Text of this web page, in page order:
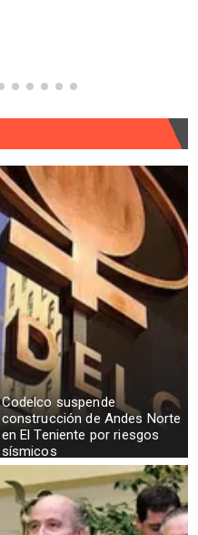
Codelco suspende
construcción de Andes Norte
en El Teniente por riesgos
sísmicos